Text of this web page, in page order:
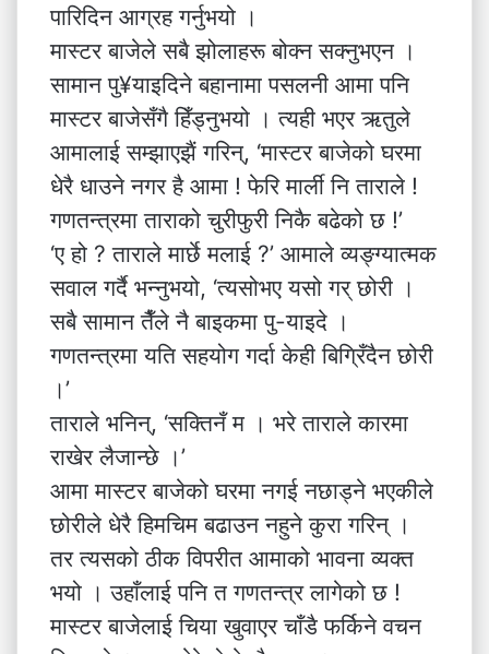
पारिदिन आग्रह गर्नुभयो ।
मास्टर बाजेले सबै झोलाहरू बोक्न सक्नुभएन ।
सामान पु¥याइदिने बहानामा पसलनी आमा पनि
मास्टर बाजेसँगै हिँड्नुभयो । त्यही भएर ऋतुले
आमालाई सम्झाएझैं गरिन्, ‘मास्टर बाजेको घरमा
धेरै धाउने नगर है आमा ! फेरि मार्ली नि ताराले !
गणतन्त्रमा ताराको चुरीफुरी निकै बढेको छ !’
‘ए हो ? ताराले मार्छे मलाई ?’ आमाले व्यङ्ग्यात्मक
सवाल गर्दै भन्नुभयो, ‘त्यसोभए यसो गर् छोरी ।
सबै सामान तैँले नै बाइकमा पु-याइदे ।
गणतन्त्रमा यति सहयोग गर्दा केही बिग्रिँदैन छोरी
।’
ताराले भनिन्, ‘सक्तिनँ म । भरे ताराले कारमा
राखेर लैजान्छे ।’
आमा मास्टर बाजेको घरमा नगई नछाड्ने भएकीले
छोरीले धेरै हिमचिम बढाउन नहुने कुरा गरिन् ।
तर त्यसको ठीक विपरीत आमाको भावना व्यक्त
भयो । उहाँलाई पनि त गणतन्त्र लागेको छ !
मास्टर बाजेलाई चिया खुवाएर चाँडै फर्किने वचन